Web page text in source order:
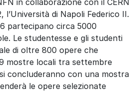
l’Università di Napoli Federico II.
partecipano circa 5000
Le studentesse e gli studenti
di oltre 800 opere che
mostre locali tra settembre
concluderanno con una mostra
le opere selezionate